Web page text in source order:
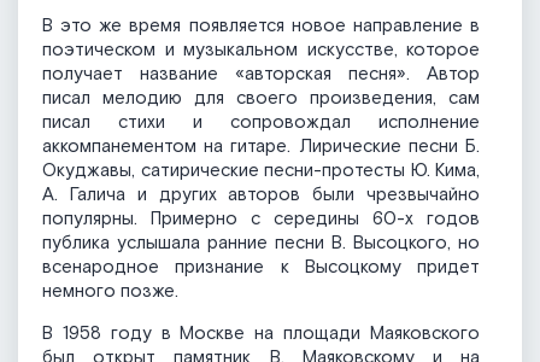
В это же время появляется новое направление в
поэтическом и музыкальном искусстве, которое
получает название «авторская песня». Автор
писал мелодию для своего произведения, сам
писал стихи и сопровождал исполнение
аккомпанементом на гитаре. Лирические песни Б.
Окуджавы, сатирические песни-протесты Ю. Кима,
А. Галича и других авторов были чрезвычайно
популярны. Примерно с середины 60-х годов
публика услышала ранние песни В. Высоцкого, но
всенародное признание к Высоцкому придет
немного позже.
В 1958 году в Москве на площади Маяковского